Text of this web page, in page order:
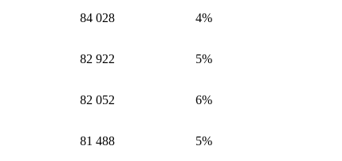
84 028 4%
82 922 5%
82 052 6%
81 488 5%